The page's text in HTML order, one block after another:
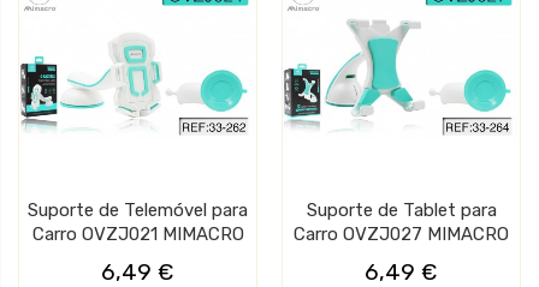
Suporte de Telemóvel para
Carro OVZJ021 MIMACRO
6,49 €
Suporte de Tablet para
Carro OVZJ027 MIMACRO
6,49 €